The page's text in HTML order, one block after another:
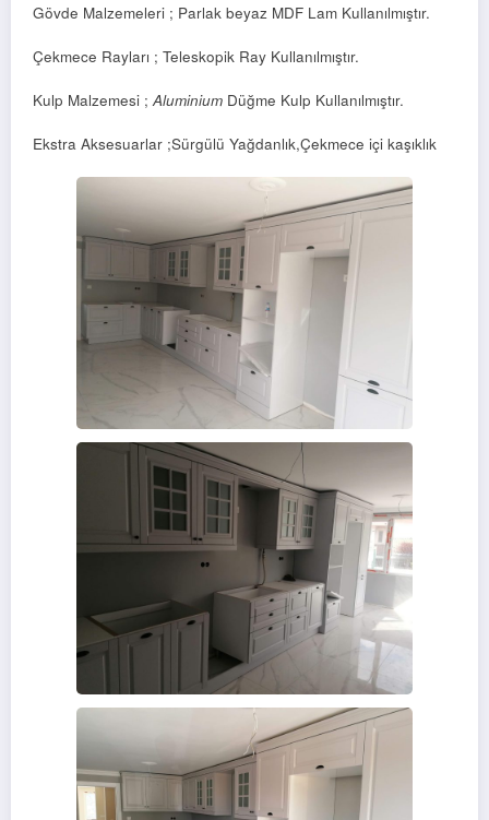
Gövde Malzemeleri ; Parlak beyaz MDF Lam Kullanılmıştır.
Çekmece Rayları ; Teleskopik Ray Kullanılmıştır.
Kulp Malzemesi ;Aluminium Düğme Kulp Kullanılmıştır.
Ekstra Aksesuarlar ;Sürgülü Yağdanlık,Çekmece içi kaşıklık